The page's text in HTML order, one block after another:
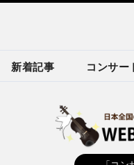
新着記事 コンサー